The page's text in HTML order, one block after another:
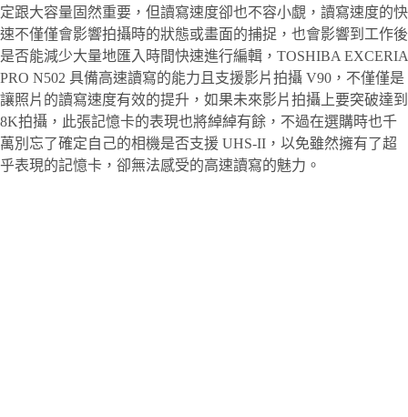
定跟大容量固然重要，但讀寫速度卻也不容小覷，讀寫速度的快
速不僅僅會影響拍攝時的狀態或畫面的捕捉，也會影響到工作後
是否能減少大量地匯入時間快速進行編輯，TOSHIBA EXCERIA
PRO N502 具備高速讀寫的能力且支援影片拍攝 V90，不僅僅是
讓照片的讀寫速度有效的提升，如果未來影片拍攝上要突破達到
8K拍攝，此張記憶卡的表現也將綽綽有餘，不過在選購時也千
萬別忘了確定自己的相機是否支援 UHS-II，以免雖然擁有了超
乎表現的記憶卡，卻無法感受的高速讀寫的魅力。